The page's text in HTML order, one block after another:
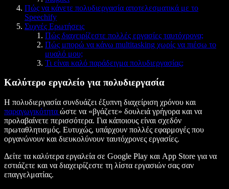
Πώς να κάνετε πολυδιεργασία αποτελεσματικά με το
Speechify
Συχνές Ερωτήσεις
Πώς διαχειρίζεστε πολλές εργασίες ταυτόχρονα;
Πώς μπορώ να κάνω multitasking χωρίς να πιέσω το
μυαλό μου;
Τι είναι καλό παράδειγμα πολυδιεργασίας;
Καλύτερο εργαλείο για πολυδιεργασία
Η πολυδιεργασία συνδυάζει έξυπνη διαχείριση χρόνου και
παραγωγικότητα ώστε να «βγάζετε» δουλειά γρήγορα και να
προλαβαίνετε περισσότερα. Για κάποιους είναι σχεδόν
πρωταθλητισμός. Ευτυχώς, υπάρχουν πολλές εφαρμογές που
οργανώνουν και διευκολύνουν ταυτόχρονες εργασίες.
Δείτε τα καλύτερα εργαλεία σε Google Play και App Store για να
εστιάζετε και να διαχειρίζεστε τη λίστα εργασιών σας σαν
επαγγελματίας.